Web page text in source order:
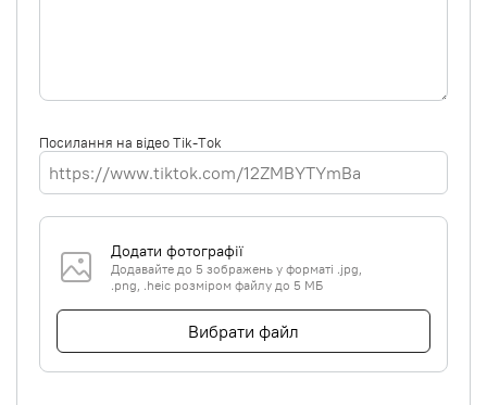
Посилання на відео Tik-Tok
Додати фотографії
Додавайте до 5 зображень у форматі .jpg,
.png, .heic розміром файлу до 5 МБ
Вибрати файл